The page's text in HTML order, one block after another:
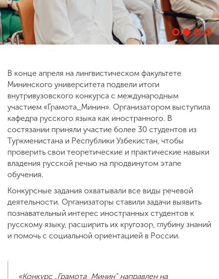
ENG SPN CHI
+7 (831) 262-26-20
В конце апреля на лингвистическом факультете
Мининского университета подвели итоги
внутривузовского конкурса с международным
участием «Грамота_Минин». Организатором выступила
кафедра русского языка как иностранного. В
состязании приняли участие более 30 студентов из
Туркменистана и Республики Узбекистан, чтобы
проверить свои теоретические и практические навыки
владения русской речью на продвинутом этапе
обучения.
Конкурсные задания охватывали все виды речевой
деятельности. Организаторы ставили задачи выявить
познавательный интерес иностранных студентов к
русскому языку, расширить их кругозор, глубину знаний
и помочь с социальной ориентацией в России.
«Конкурс „Грамота_Минин“ направлен на